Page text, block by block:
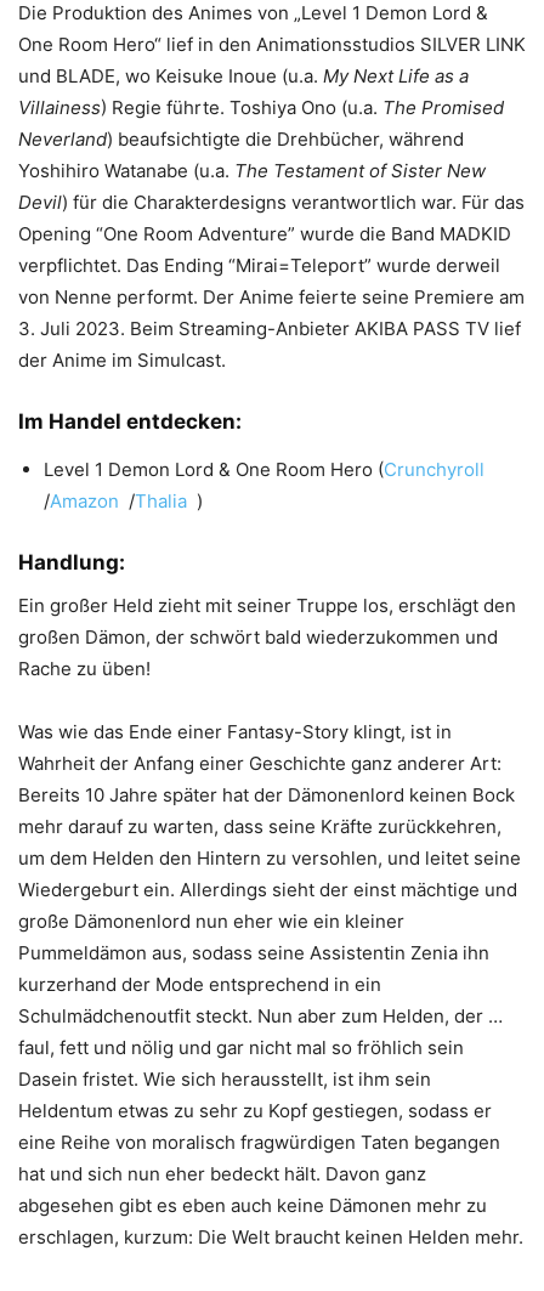
Die Produktion des Animes von „Level 1 Demon Lord &
One Room Hero“ lief in den Animationsstudios SILVER LINK
und BLADE, wo Keisuke Inoue (u.a. My Next Life as a
Villainess) Regie führte. Toshiya Ono (u.a. The Promised
Neverland) beaufsichtigte die Drehbücher, während
Yoshihiro Watanabe (u.a. The Testament of Sister New
Devil) für die Charakterdesigns verantwortlich war. Für das
Opening “One Room Adventure” wurde die Band MADKID
verpflichtet. Das Ending “Mirai=Teleport” wurde derweil
von Nenne performt. Der Anime feierte seine Premiere am
3. Juli 2023. Beim Streaming-Anbieter AKIBA PASS TV lief
der Anime im Simulcast.
Im Handel entdecken:
Level 1 Demon Lord & One Room Hero (Crunchyroll
/Amazon /Thalia )
Handlung:
Ein großer Held zieht mit seiner Truppe los, erschlägt den
großen Dämon, der schwört bald wiederzukommen und
Rache zu üben!
Was wie das Ende einer Fantasy-Story klingt, ist in
Wahrheit der Anfang einer Geschichte ganz anderer Art:
Bereits 10 Jahre später hat der Dämonenlord keinen Bock
mehr darauf zu warten, dass seine Kräfte zurückkehren,
um dem Helden den Hintern zu versohlen, und leitet seine
Wiedergeburt ein. Allerdings sieht der einst mächtige und
große Dämonenlord nun eher wie ein kleiner
Pummeldämon aus, sodass seine Assistentin Zenia ihn
kurzerhand der Mode entsprechend in ein
Schulmädchenoutfit steckt. Nun aber zum Helden, der …
faul, fett und nölig und gar nicht mal so fröhlich sein
Dasein fristet. Wie sich herausstellt, ist ihm sein
Heldentum etwas zu sehr zu Kopf gestiegen, sodass er
eine Reihe von moralisch fragwürdigen Taten begangen
hat und sich nun eher bedeckt hält. Davon ganz
abgesehen gibt es eben auch keine Dämonen mehr zu
erschlagen, kurzum: Die Welt braucht keinen Helden mehr.